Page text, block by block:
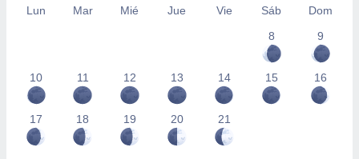
Lun Mar Mié Jue Vie Sáb
Dom
8
9
10 11 12 13 14 15 16
17 18 19 20 21